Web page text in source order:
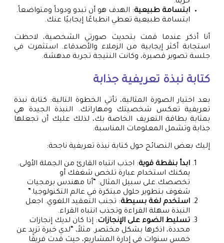
ابتسامة طبيعية: الهدف هو أن تبدو ودوداً ومتواضعاً.
ابتسامة طبيعية تعطي انطباعًا إيجابيًا عنك.
أنا أذكر عندما قمت بتحديث صورتي الشخصية، لاحظت
استجابة أكثر إيجابية من الزملاء والأصدقاء. استثمرت في
جلسة تصوير قصيرة، وكانت النتيجة تجربة مدهشة.
كتابة نبذة تعريفية جذابة
بعد اختيار الصورة المثالية، تأتي الخطوة التالية: كتابة نبذة
تعريفية تعكس شخصيتك ومهاراتك. النبذة الجيدة هي
بمثابة بطاقة التعريف الخاصة بك، لذلك عليك أن تجعلها
جذابة وتشمل المعلومات المناسبة.
إليك بعض النصائح حول كتابة نبذة تعريفية ناجحة:
ابدأ بنقطة قوية: اجذب انتباه القارئ من الجملة الأولى.
يمكنك استخدام عبارة تلخص شغفك أو
تخصصك.على سبيل المثال: “أنا مهندس برمجيات
شغوف بتطوير حلول مبتكرة في عالم التكنولوجيا.”
استخدم لغة بسيطة: تجنب التعقيد اللغوي. اجعل
النبذة سهلة القراءة وتجذب انتباه القراء.
تسليط الضوء على الإنجازات: إذا كان لديك إنجازات
محددة، اذكرها بشكل مختصر. مثلاً، “لدي خبرة تزيد عن
خمس سنوات في إدارة المشاريع، حيث قدت فريقًا